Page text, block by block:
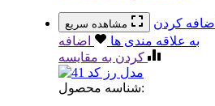
مشاهده سریع
اضافه کردن
به علاقه مندی ها
اضافه
کردن به مقایسه
شناسه محصول: